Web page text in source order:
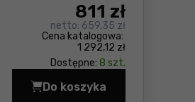
Cena katalogowa:
1 292,12 zł
811 zł
netto: 659,35 zł
Dostępne: 8 szt.
Do koszyka
Odkurzacz